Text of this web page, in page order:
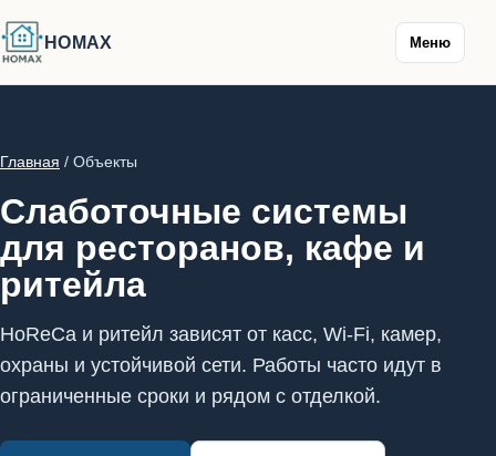
HOMAX Меню
Главная / Объекты
Слаботочные системы
для ресторанов, кафе и
ритейла
HoReCa и ритейл зависят от касс, Wi-Fi, камер,
охраны и устойчивой сети. Работы часто идут в
ограниченные сроки и рядом с отделкой.